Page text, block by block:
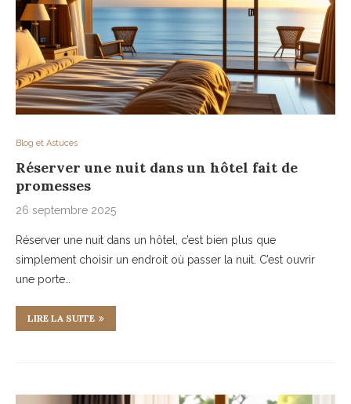
Blog et Astuces
Réserver une nuit dans un hôtel fait de
promesses
26 septembre 2025
Réserver une nuit dans un hôtel, c’est bien plus que
simplement choisir un endroit où passer la nuit. C’est ouvrir
une porte…
LIRE LA SUITE